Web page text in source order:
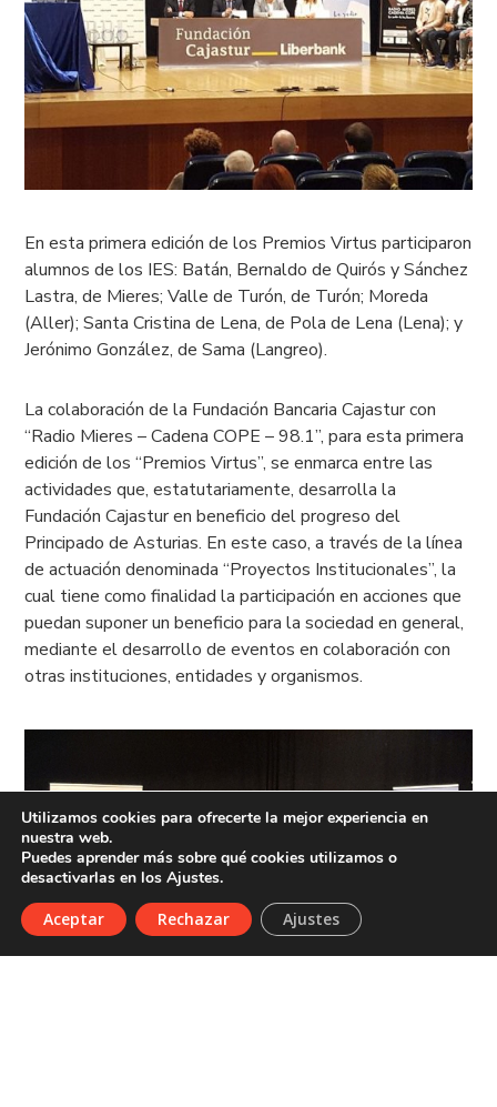
En esta primera edición de los Premios Virtus participaron
alumnos de los IES: Batán, Bernaldo de Quirós y Sánchez
Lastra, de Mieres; Valle de Turón, de Turón; Moreda
(Aller); Santa Cristina de Lena, de Pola de Lena (Lena); y
Jerónimo González, de Sama (Langreo).
La colaboración de la Fundación Bancaria Cajastur con
“Radio Mieres – Cadena COPE – 98.1”, para esta primera
edición de los “Premios Virtus”, se enmarca entre las
actividades que, estatutariamente, desarrolla la
Fundación Cajastur en beneficio del progreso del
Principado de Asturias. En este caso, a través de la línea
de actuación denominada “Proyectos Institucionales”, la
cual tiene como finalidad la participación en acciones que
puedan suponer un beneficio para la sociedad en general,
mediante el desarrollo de eventos en colaboración con
otras instituciones, entidades y organismos.
Utilizamos cookies para ofrecerte la mejor experiencia en
nuestra web.
Puedes aprender más sobre qué cookies utilizamos o
desactivarlas en los Ajustes.
Aceptar
Rechazar Ajustes